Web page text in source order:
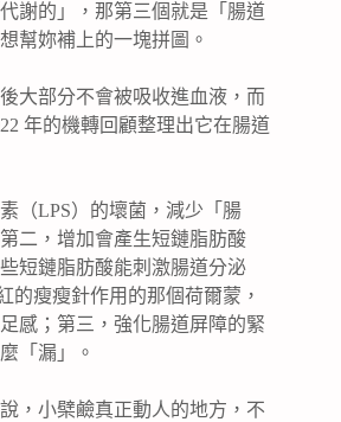
謝的」，那第三個就是「腸道
幫妳補上的一塊拼圖。
大部分不會被吸收進血液，而
年的機轉回顧整理出它在腸道
（LPS）的壞菌，減少「腸
二，增加會產生短鏈脂肪酸
短鏈脂肪酸能刺激腸道分泌
的瘦瘦針作用的那個荷爾蒙，
感；第三，強化腸道屏障的緊
「漏」。
，小檗鹼真正動人的地方，不